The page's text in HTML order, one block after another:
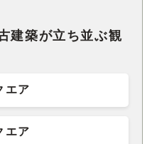
建築が立ち並ぶ観
エア
エア